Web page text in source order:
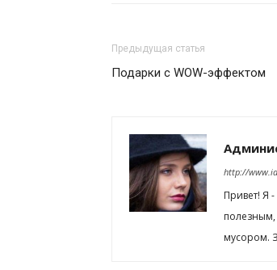
Предыдущая статья
Подарки с WOW-эффектом
http://
Привет! Я
мусором.